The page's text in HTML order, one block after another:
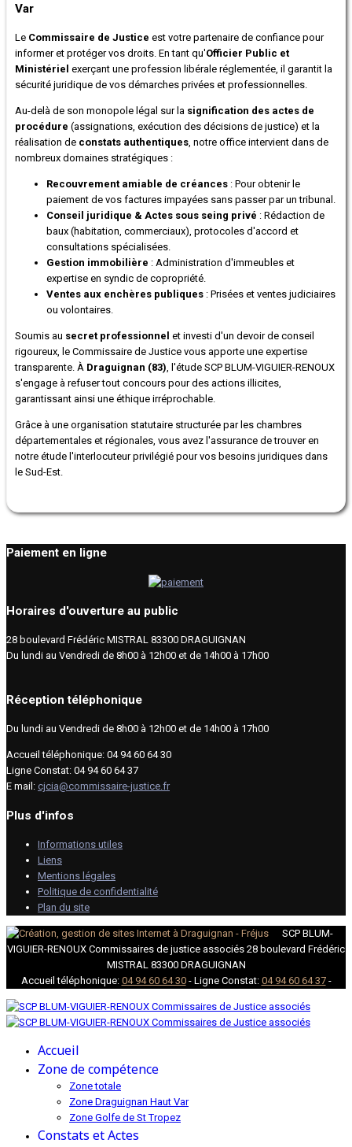
Var
Le Commissaire de Justice est votre partenaire de confiance pour
informer et protéger vos droits. En tant qu'Officier Public et
Ministériel exerçant une profession libérale réglementée, il garantit la
sécurité juridique de vos démarches privées et professionnelles.
Au-delà de son monopole légal sur la signification des actes de
procédure (assignations, exécution des décisions de justice) et la
réalisation de constats authentiques, notre office intervient dans de
nombreux domaines stratégiques :
Recouvrement amiable de créances : Pour obtenir le
paiement de vos factures impayées sans passer par un tribunal.
Conseil juridique & Actes sous seing privé : Rédaction de
baux (habitation, commerciaux), protocoles d'accord et
consultations spécialisées.
Gestion immobilière : Administration d'immeubles et
expertise en syndic de copropriété.
Ventes aux enchères publiques : Prisées et ventes judiciaires
ou volontaires.
Soumis au secret professionnel et investi d'un devoir de conseil
rigoureux, le Commissaire de Justice vous apporte une expertise
transparente. À Draguignan (83), l'étude SCP BLUM-VIGUIER-RENOUX
s'engage à refuser tout concours pour des actions illicites,
garantissant ainsi une éthique irréprochable.
Grâce à une organisation statutaire structurée par les chambres
départementales et régionales, vous avez l'assurance de trouver en
notre étude l'interlocuteur privilégié pour vos besoins juridiques dans
le Sud-Est.
Paiement en ligne
Horaires d'ouverture au public
28 boulevard Frédéric MISTRAL 83300 DRAGUIGNAN
Du lundi au Vendredi de 8h00 à 12h00 et de 14h00 à 17h00
Réception téléphonique
Du lundi au Vendredi de 8h00 à 12h00 et de 14h00 à 17h00
Accueil téléphonique: 04 94 60 64 30
Ligne Constat: 04 94 60 64 37
E mail: cjcia@commissaire-justice.fr
Plus d'infos
Informations utiles
Liens
Mentions légales
Politique de confidentialité
Plan du site
SCP BLUM-
VIGUIER-RENOUX Commissaires de justice associés 28 boulevard Frédéric
MISTRAL 83300 DRAGUIGNAN
Accueil téléphonique: 04 94 60 64 30- Ligne Constat: 04 94 60 64 37-
Accueil
Zone de compétence
Zone totale
Zone Draguignan Haut Var
Zone Golfe de St Tropez
Constats et Actes